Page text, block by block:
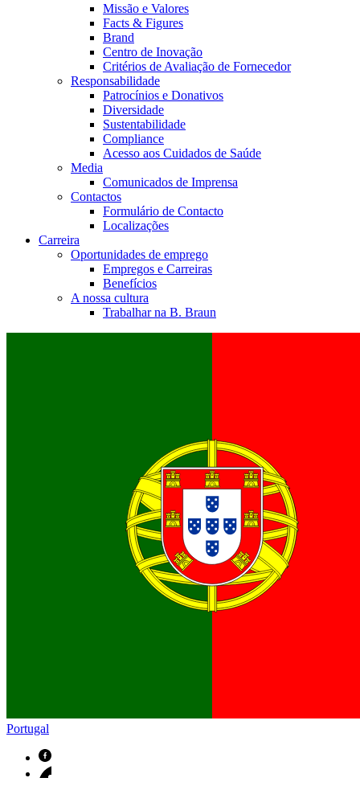
Missão e Valores
Facts & Figures
Brand
Centro de Inovação
Critérios de Avaliação de Fornecedor
Responsabilidade
Patrocínios e Donativos
Diversidade
Sustentabilidade
Compliance
Acesso aos Cuidados de Saúde
Media
Comunicados de Imprensa
Contactos
Formulário de Contacto
Localizações
Carreira
Oportunidades de emprego
Empregos e Carreiras
Benefícios
A nossa cultura
Trabalhar na B. Braun
Portugal